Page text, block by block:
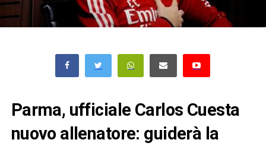
Parma, ufficiale Carlos Cuesta
nuovo allenatore: guiderà la